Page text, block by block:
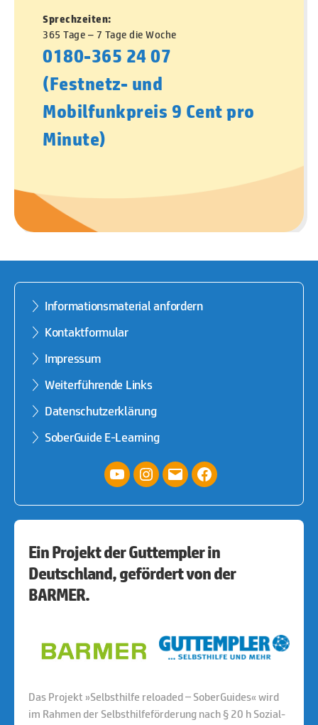
Sprechzeiten:
365 Tage – 7 Tage die Woche
0180-365 24 07
(Festnetz- und
Mobilfunkpreis 9 Cent pro
Minute)
Informationsmaterial anfordern
Kontaktformular
Impressum
Weiterführende Links
Datenschutzerklärung
SoberGuide E-Learning
YouTubeInstagram
E-
Mail
facebook
Ein Projekt der Guttempler in
Deutschland, gefördert von der
BARMER.
Das Projekt »Selbsthilfe reloaded – SoberGuides« wird
im Rahmen der Selbsthilfeförderung nach § 20 h Sozial-